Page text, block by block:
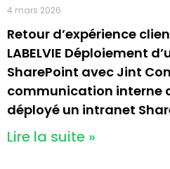
4 mars 2026
Retour d’expérience
LABELVIE Déploiement
SharePoint avec Jint
communication interne
déployé un intranet
Lire la suite »